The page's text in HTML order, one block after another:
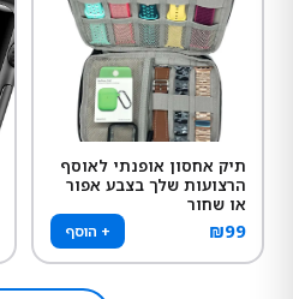
תיק אחסון אופנתי לאוסף
הרצועות שלך בצבע אפור
או שחור
₪99 + הוסף